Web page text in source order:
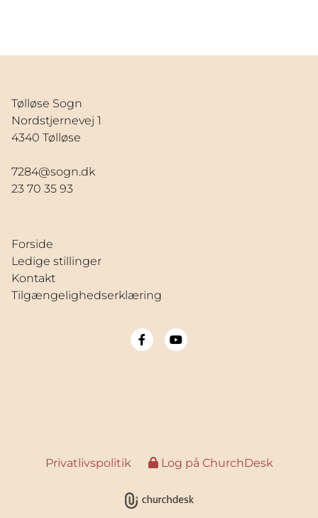
Tølløse Sogn
Nordstjernevej 1
4340 Tølløse
7284@sogn.dk
23 70 35 93
Forside
Ledige stillinger
Kontakt
Tilgængelighedserklæring
Privatlivspolitik Log på ChurchDesk